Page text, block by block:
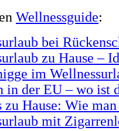
Wellnessguide:
bei
zu Hause –
im
in der EU – wo ist
zu Hause: Wie
mit